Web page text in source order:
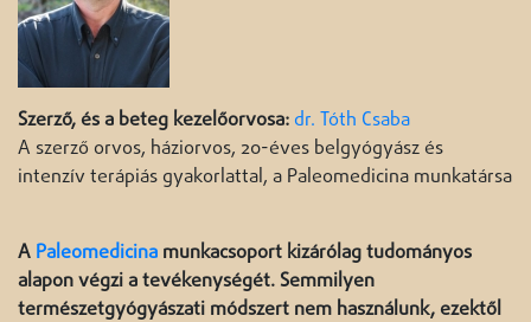
Szerző, és a beteg kezelőorvosa: dr. Tóth Csaba
A szerző orvos, háziorvos, 20-éves belgyógyász és
intenzív terápiás gyakorlattal, a Paleomedicina munkatársa
A Paleomedicina munkacsoport kizárólag tudományos
alapon végzi a tevékenységét. Semmilyen
természetgyógyászati módszert nem használunk, ezektől